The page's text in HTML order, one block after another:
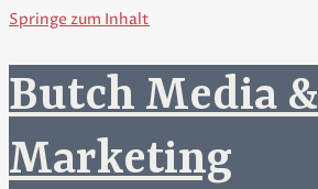
Springe zum Inhalt
Butch Media &
Marketing